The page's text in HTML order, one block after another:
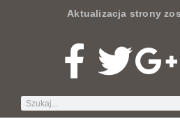
Aktualizacja strony